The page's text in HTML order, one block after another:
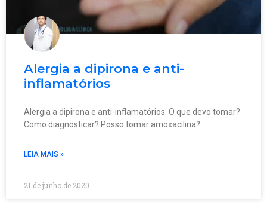
Alergia a dipirona e anti-
inflamatórios
Alergia a dipirona e anti-inflamatórios. O que devo tomar?
Como diagnosticar? Posso tomar amoxacilina?
LEIA MAIS »
21 de junho de 2020